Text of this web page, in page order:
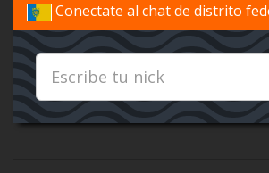
Conectate al chat de distrito